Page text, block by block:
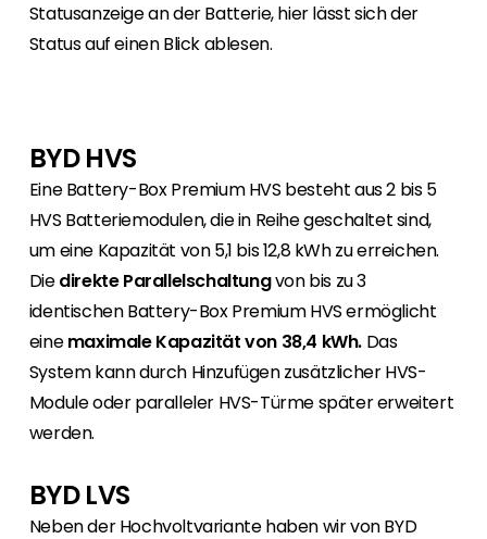
Statusanzeige an der Batterie, hier lässt sich der
Status auf einen Blick ablesen.
BYD HVS
Eine Battery-Box Premium HVS besteht aus 2 bis 5
HVS Batteriemodulen, die in Reihe geschaltet sind,
um eine Kapazität von 5,1 bis 12,8 kWh zu erreichen.
Diedirekte Parallelschaltungvon bis zu 3
identischen Battery-Box Premium HVS ermöglicht
einemaximale Kapazität von 38,4 kWh. Das
System kann durch Hinzufügen zusätzlicher HVS-
Module oder paralleler HVS-Türme später erweitert
werden.
BYD LVS
Neben der Hochvoltvariante haben wir von BYD